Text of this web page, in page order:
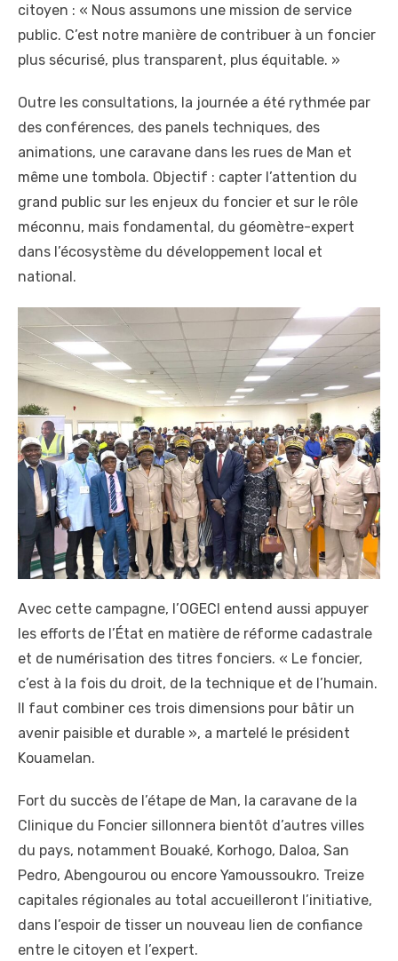
citoyen : « Nous assumons une mission de service
public. C’est notre manière de contribuer à un foncier
plus sécurisé, plus transparent, plus équitable. »
Outre les consultations, la journée a été rythmée par
des conférences, des panels techniques, des
animations, une caravane dans les rues de Man et
même une tombola. Objectif : capter l’attention du
grand public sur les enjeux du foncier et sur le rôle
méconnu, mais fondamental, du géomètre-expert
dans l’écosystème du développement local et
national.
Avec cette campagne, l’OGECI entend aussi appuyer
les efforts de l’État en matière de réforme cadastrale
et de numérisation des titres fonciers. « Le foncier,
c’est à la fois du droit, de la technique et de l’humain.
Il faut combiner ces trois dimensions pour bâtir un
avenir paisible et durable », a martelé le président
Kouamelan.
Fort du succès de l’étape de Man, la caravane de la
Clinique du Foncier sillonnera bientôt d’autres villes
du pays, notamment Bouaké, Korhogo, Daloa, San
Pedro, Abengourou ou encore Yamoussoukro. Treize
capitales régionales au total accueilleront l’initiative,
dans l’espoir de tisser un nouveau lien de confiance
entre le citoyen et l’expert.